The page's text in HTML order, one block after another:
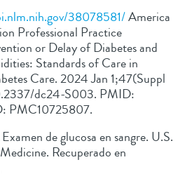
38078581/America
Professional Practice
or Delay of Diabetes and
Standards of Care in
Care. 2024 Jan 1;47(Suppl
dc24-S003. PMID:
PMC10725807.
de glucosa en sangre. U.S.
Recuperado en